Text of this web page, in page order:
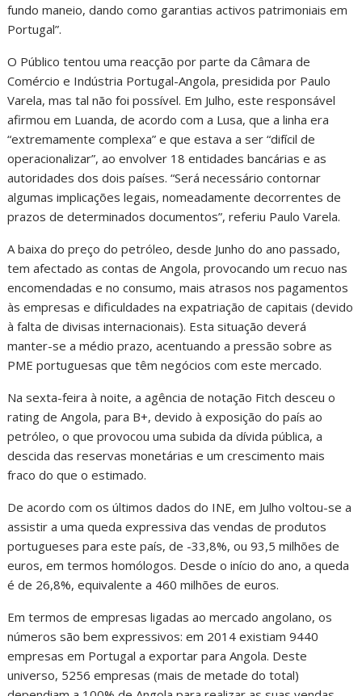
fundo maneio, dando como garantias activos patrimoniais em
Portugal”.
O Público tentou uma reacção por parte da Câmara de
Comércio e Indústria Portugal-Angola, presidida por Paulo
Varela, mas tal não foi possível. Em Julho, este responsável
afirmou em Luanda, de acordo com a Lusa, que a linha era
“extremamente complexa” e que estava a ser “difícil de
operacionalizar”, ao envolver 18 entidades bancárias e as
autoridades dos dois países. “Será necessário contornar
algumas implicações legais, nomeadamente decorrentes de
prazos de determinados documentos”, referiu Paulo Varela.
A baixa do preço do petróleo, desde Junho do ano passado,
tem afectado as contas de Angola, provocando um recuo nas
encomendadas e no consumo, mais atrasos nos pagamentos
às empresas e dificuldades na expatriação de capitais (devido
à falta de divisas internacionais). Esta situação deverá
manter-se a médio prazo, acentuando a pressão sobre as
PME portuguesas que têm negócios com este mercado.
Na sexta-feira à noite, a agência de notação Fitch desceu o
rating de Angola, para B+, devido à exposição do país ao
petróleo, o que provocou uma subida da dívida pública, a
descida das reservas monetárias e um crescimento mais
fraco do que o estimado.
De acordo com os últimos dados do INE, em Julho voltou-se a
assistir a uma queda expressiva das vendas de produtos
portugueses para este país, de -33,8%, ou 93,5 milhões de
euros, em termos homólogos. Desde o início do ano, a queda
é de 26,8%, equivalente a 460 milhões de euros.
Em termos de empresas ligadas ao mercado angolano, os
números são bem expressivos: em 2014 existiam 9440
empresas em Portugal a exportar para Angola. Deste
universo, 5256 empresas (mais de metade do total)